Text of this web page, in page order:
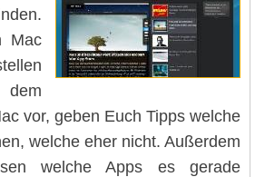
Mac
dem
vor, geben Euch Tipps welche
welche eher nicht. Außerdem
welche Apps es gerade